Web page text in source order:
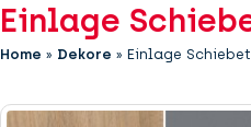
Einlage
Home » Dekore » Einlage